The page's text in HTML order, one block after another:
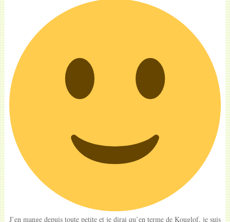
J’en mange depuis toute petite et je dirai qu’en terme de Kouglof, je suis